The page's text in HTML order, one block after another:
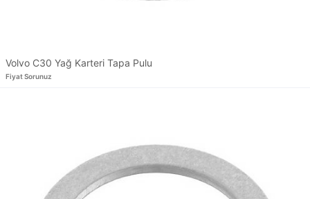
Volvo C30 Yağ Karteri Tapa Pulu
Fiyat Sorunuz